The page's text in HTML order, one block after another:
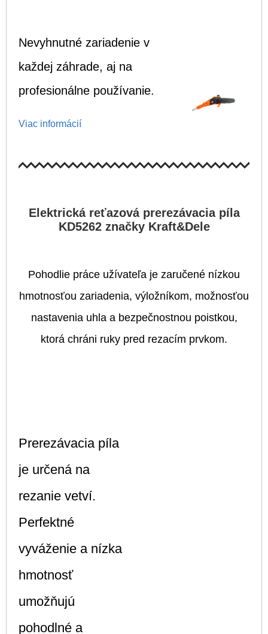
Nevyhnutné zariadenie v
každej záhrade, aj na
profesionálne používanie.
Viac informácií
Elektrická reťazová prerezávacia píla
KD5262 značky Kraft&Dele
Pohodlie práce užívateľa je zaručené nízkou
hmotnosťou zariadenia, výložníkom, možnosťou
nastavenia uhla a bezpečnostnou poistkou,
ktorá chráni ruky pred rezacím prvkom.
Prerezávacia píla
je určená na
rezanie vetví.
Perfektné
vyváženie a nízka
hmotnosť
umožňujú
pohodlné a